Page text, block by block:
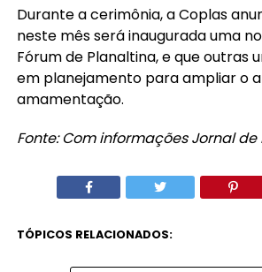
Durante a cerimônia, a Coplas
neste mês será inaugurada uma
Fórum de Planaltina, e que outras
em planejamento para ampliar o
amamentação.
Fonte: Com informações Jornal de
TÓPICOS RELACIONADOS: